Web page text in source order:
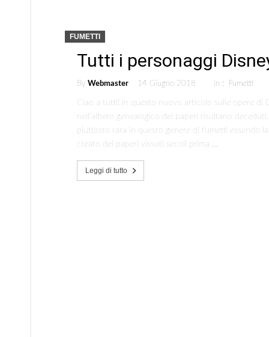
FUMETTI
Tutti i personaggi
By Webmaster 14 Giugno 2018 in : Fumetti
Ciao a tutti! In questo nuovo articolo sulle opere di
nell’albero genealogico dei paperi risultano
piuttosto rara in questo genere di fumetti essendo
creato dei paperi vissuti secoli prima …
Leggi di tutto